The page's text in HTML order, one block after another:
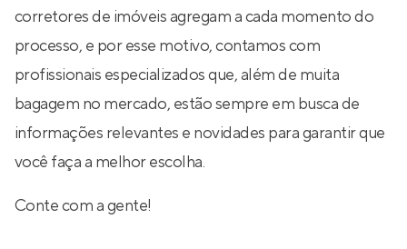
corretores de imóveis agregam a cada momento do
processo, e por esse motivo, contamos com
profissionais especializados que, além de muita
bagagem no mercado, estão sempre em busca de
informações relevantes e novidades para garantir que
você faça a melhor escolha.
Conte com a gente!